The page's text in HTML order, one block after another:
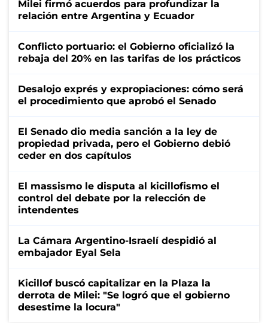
Milei firmó acuerdos para profundizar la
relación entre Argentina y Ecuador
Conflicto portuario: el Gobierno oficializó la
rebaja del 20% en las tarifas de los prácticos
Desalojo exprés y expropiaciones: cómo será
el procedimiento que aprobó el Senado
El Senado dio media sanción a la ley de
propiedad privada, pero el Gobierno debió
ceder en dos capítulos
El massismo le disputa al kicillofismo el
control del debate por la relección de
intendentes
La Cámara Argentino-Israelí despidió al
embajador Eyal Sela
Kicillof buscó capitalizar en la Plaza la
derrota de Milei: "Se logró que el gobierno
desestime la locura"